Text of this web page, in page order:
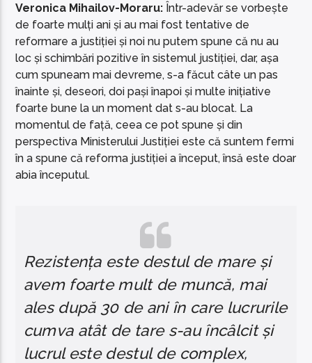
Veronica Mihailov-Moraru: Într-adevăr se vorbește
de foarte mulți ani și au mai fost tentative de
reformare a justiției și noi nu putem spune că nu au
loc și schimbări pozitive în sistemul justiției, dar, așa
cum spuneam mai devreme, s-a făcut câte un pas
înainte și, deseori, doi pași înapoi și multe inițiative
foarte bune la un moment dat s-au blocat. La
momentul de față, ceea ce pot spune și din
perspectiva Ministerului Justiției este că suntem fermi
în a spune că reforma justiției a început, însă este doar
abia începutul.
Rezistența este destul de mare și
avem foarte mult de muncă, mai
ales după 30 de ani în care lucrurile
cumva atât de tare s-au încâlcit și
lucrul este destul de complex,